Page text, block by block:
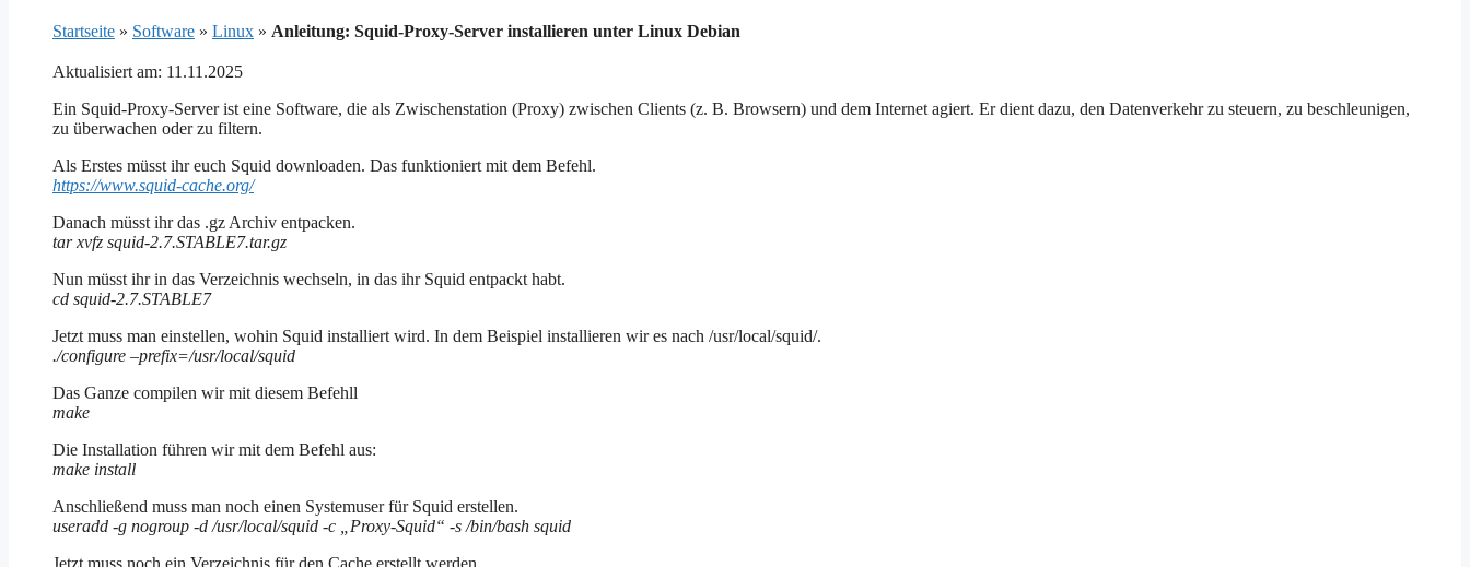
Startseite » Software » Linux » Anleitung: Squid-Proxy-Server installieren unter Linux Debian
Aktualisiert am: 11.11.2025
Ein Squid-Proxy-Server ist eine Software, die als Zwischenstation (Proxy) zwischen Clients (z. B. Browsern) und dem Internet agiert. Er dient dazu, den Datenverkehr zu steuern, zu beschleunigen,
zu überwachen oder zu filtern.
Als Erstes müsst ihr euch Squid downloaden. Das funktioniert mit dem Befehl.
https://www.squid-cache.org/
Danach müsst ihr das .gz Archiv entpacken.
tar xvfz squid-2.7.STABLE7.tar.gz
Nun müsst ihr in das Verzeichnis wechseln, in das ihr Squid entpackt habt.
cd squid-2.7.STABLE7
Jetzt muss man einstellen, wohin Squid installiert wird. In dem Beispiel installieren wir es nach /usr/local/squid/.
./configure –prefix=/usr/local/squid
Das Ganze compilen wir mit diesem Befehll
make
Die Installation führen wir mit dem Befehl aus:
make install
Anschließend muss man noch einen Systemuser für Squid erstellen.
useradd -g nogroup -d /usr/local/squid -c „Proxy-Squid“ -s /bin/bash squid
Jetzt muss noch ein Verzeichnis für den Cache erstellt werden.